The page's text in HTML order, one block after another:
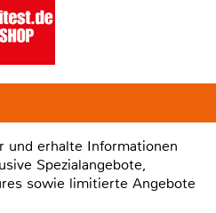
und erhalte Informationen
Spezialangebote,
sowie limitierte Angebote